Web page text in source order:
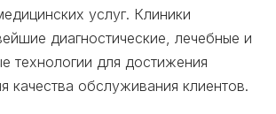
услуг. Клиники
диагностические, лечебные и
технологии для достижения
качества обслуживания клиентов.